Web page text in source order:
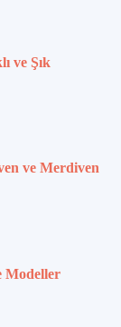
ve Şık
ve Merdiven
Modeller